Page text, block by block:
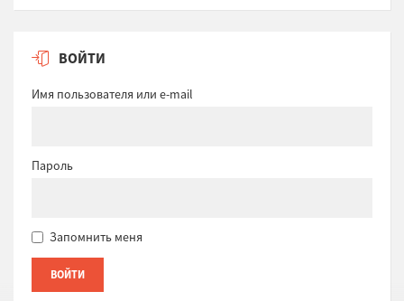
ВОЙТИ
Имя пользователя или e-mail
Пароль
Запомнить меня